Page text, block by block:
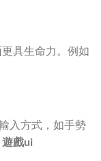
具生命力。例如
入方式，如手勢
遊戲ui